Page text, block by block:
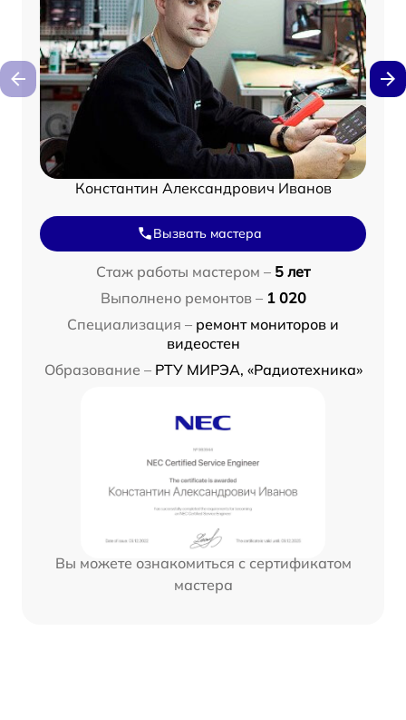
Константин Александрович Иванов
Вызвать мастера
Стаж работы мастером – 5 лет
Выполнено ремонтов – 1 020
Специализация – ремонт мониторов и
видеостен
Образование – РТУ МИРЭА, «Радиотехника»
Вы можете ознакомиться с сертификатом
мастера